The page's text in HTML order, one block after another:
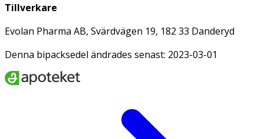
Tillverkare
Evolan Pharma AB, Svärdvägen 19, 182 33 Danderyd
Denna bipacksedel ändrades senast: 2023-03-01